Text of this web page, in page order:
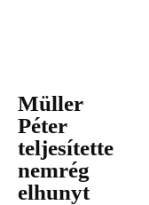
Müller
Péter
teljesítette
nemrég
elhunyt